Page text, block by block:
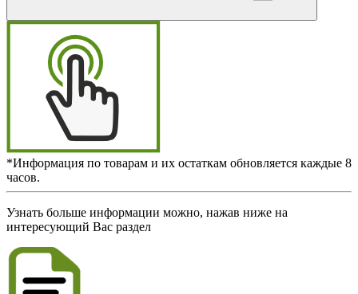
*Информация по товарам и их остаткам обновляется каждые 8
часов.
Узнать больше информации можно, нажав ниже на
интересующий Вас раздел